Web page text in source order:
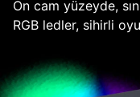
Ön cam yüzeyde,
RGB ledler, sihirli